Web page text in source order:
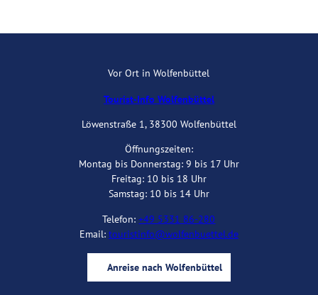
Vor Ort in Wolfenbüttel
Tourist-Info Wolfenbüttel
Löwenstraße 1, 38300 Wolfenbüttel
Öffnungszeiten:
Montag bis Donnerstag: 9 bis 17 Uhr
Freitag: 10 bis 18 Uhr
Samstag: 10 bis 14 Uhr
Telefon:+49 5331 86-280
Email: touristinfo@wolfenbuettel.de
Anreise nach Wolfenbüttel